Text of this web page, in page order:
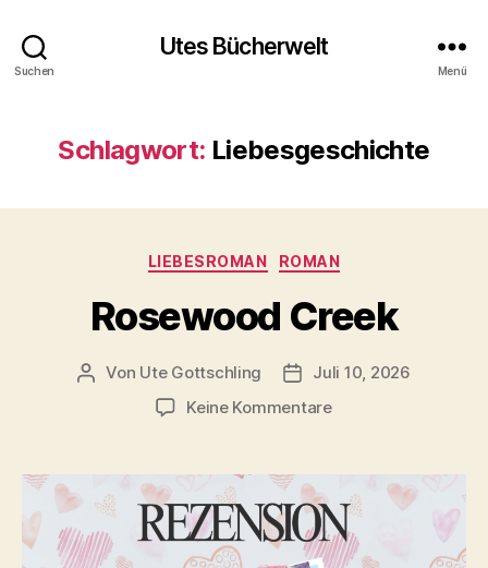
Suchen
Utes Bücherwelt
Menü
Schlagwort: Liebesgeschichte
Kategorien
LIEBESROMAN ROMAN
Rosewood Creek
Beitragsautor
Von Ute Gottschling Veröffentlichungsdatum
Juli 10, 2026
Keine Kommentarezu